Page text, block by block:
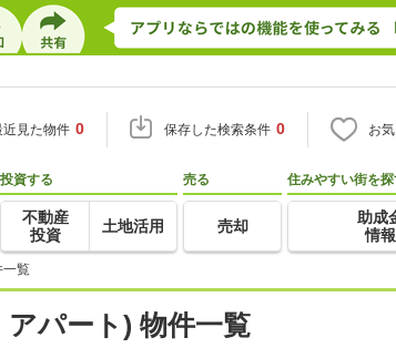
近見た物件 0 保存した検索条件 0 お
投資する
不動産
投資
土地活用
売る
売却
住みやすい街を
助成
情報
一覧
パート) 物件一覧